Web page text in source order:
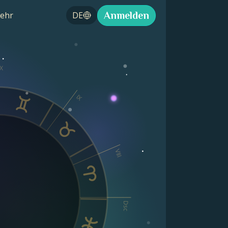
DE Anmelden
Dsc
VIII
IX